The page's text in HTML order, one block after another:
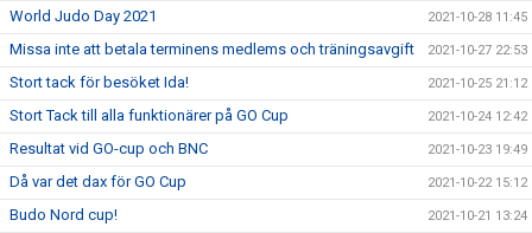
World Judo Day 2021 2021-10-28 11:45
Missa inte att betala terminens medlems och träningsavgift 2021-10-27 22:53
Stort tack för besöket Ida! 2021-10-25 21:12
Stort Tack till alla funktionärer på GO Cup 2021-10-24 12:42
Resultat vid GO-cup och BNC 2021-10-23 19:49
Då var det dax för GO Cup 2021-10-22 15:12
Budo Nord cup! 2021-10-21 13:24